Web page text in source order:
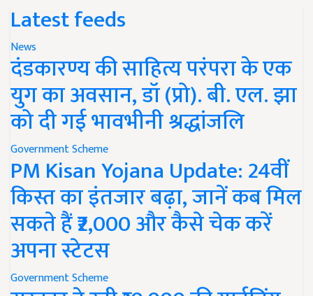
Latest feeds
News
दंडकारण्य की साहित्य परंपरा के एक
युग का अवसान, डॉ (प्रो). बी. एल. झा
को दी गई भावभीनी श्रद्धांजलि
Government Scheme
PM Kisan Yojana Update: 24वीं
किस्त का इंतजार बढ़ा, जानें कब मिल
सकते हैं ₹2,000 और कैसे चेक करें
अपना स्टेटस
Government Scheme